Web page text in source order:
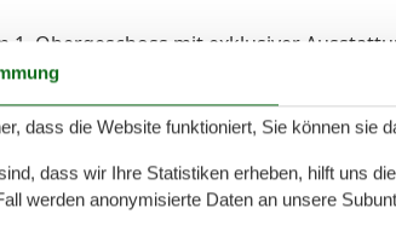
1. Obergeschoss mit exklusiver
sich in der Residenz Bellevue in 17454
(Heizung, Strom, Wasser) zum Klima-
dass die Website funktioniert, Sie können sie
dass wir Ihre Statistiken erheben, hilft uns
werden anonymisierte Daten an unsere